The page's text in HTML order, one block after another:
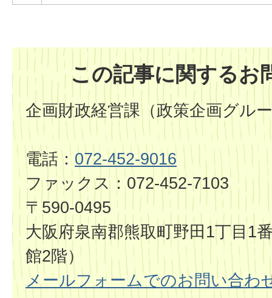
この記事に関するお
企画財政経営課（政策企画グル
電話： 072-452-9016
ファックス：072-452-7103
〒590-0495
大阪府泉南郡熊取町野田1丁目1
館2階）
メールフォームでのお問い合わ